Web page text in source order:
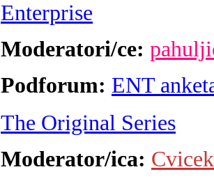
Enterprise
Moderatori/ce:
Podforum: ENT
The Original Series
Moderator/ica: Cvicek